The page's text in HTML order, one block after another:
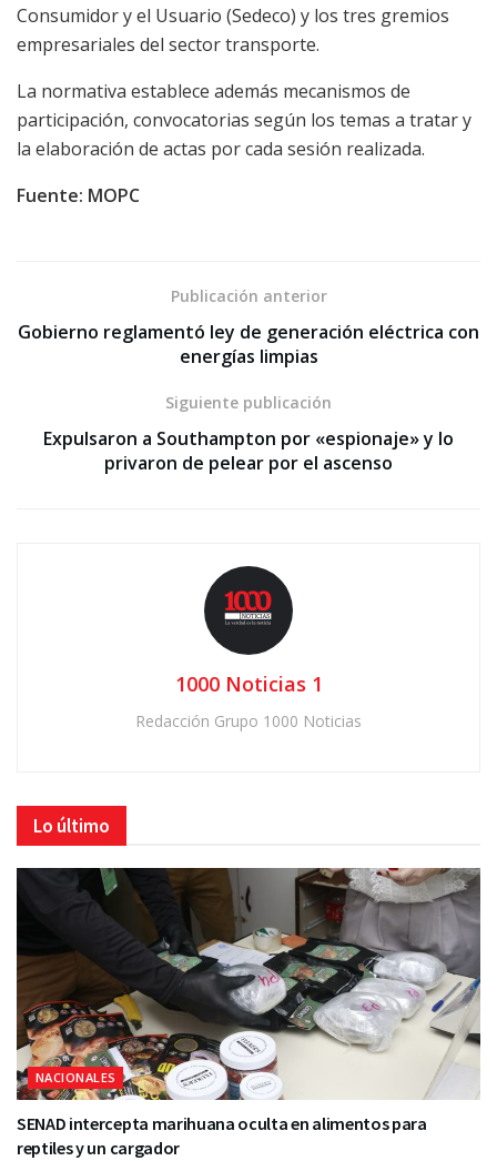
Consumidor y el Usuario (Sedeco) y los tres gremios
empresariales del sector transporte.
La normativa establece además mecanismos de
participación, convocatorias según los temas a tratar y
la elaboración de actas por cada sesión realizada.
Fuente: MOPC
Publicación anterior
Gobierno reglamentó ley de generación eléctrica con
energías limpias
Siguiente publicación
Expulsaron a Southampton por «espionaje» y lo
privaron de pelear por el ascenso
1000 Noticias 1
Redacción Grupo 1000 Noticias
Lo último
NACIONALES
SENAD intercepta marihuana oculta en alimentos para
reptiles y un cargador